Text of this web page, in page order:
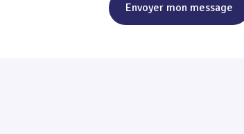
Envoyer mon message